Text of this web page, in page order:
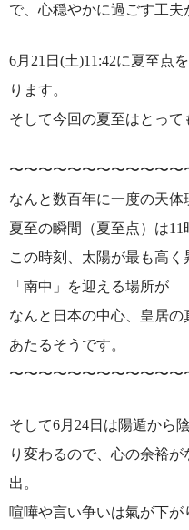
で、心穏やかに過ごす工夫
6月21日(土)11:42に夏至点
ります。
そして今回の夏至はとって
〜〜〜〜〜〜〜〜〜〜〜〜
なんと数百年に一度の天体
夏至の瞬間（夏至点）は11
この時刻、太陽が最も高く
「南中」を迎える場所が
なんと日本の中心、皇居の
あたるそうです。
〜〜〜〜〜〜〜〜〜〜〜〜
そして6月24日は陽遁から
り変わるので、心の余裕
出。
喧嘩や言い争いは氣が下